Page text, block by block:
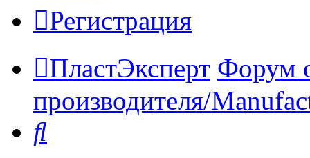
Регистрация
ПластЭксперт Форум
производителя/